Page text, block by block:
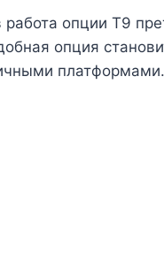
опции Т9
опция
платформами.